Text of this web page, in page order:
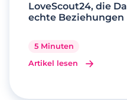
LoveScout24, die
echte Beziehungen
5 Minuten
Artikel lesen